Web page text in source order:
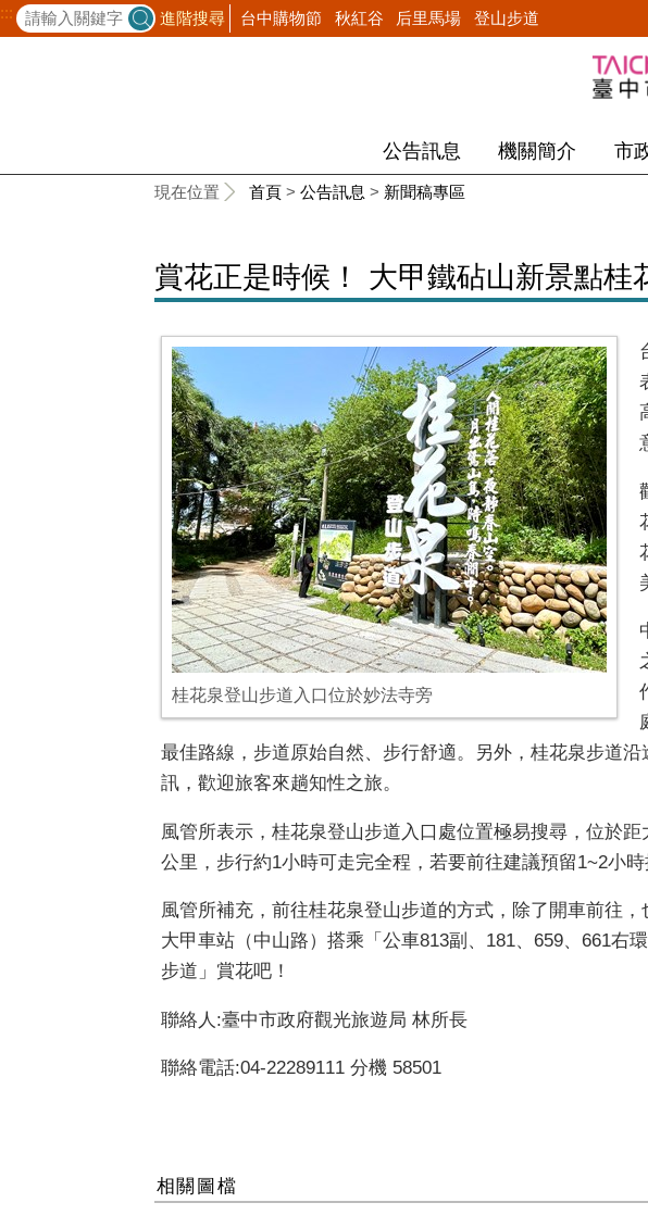
::: 進階搜尋 台中購物節 秋紅谷 后里馬場 登山步道
公告訊息 機關簡介 市
現在位置 首頁 > 公告訊息 > 新聞稿專區
賞花正是時候！ 大甲鐵砧山新景點桂
桂花泉登山步道入口位於妙法寺旁
最佳路線，步道原始自然、步行舒適。另外，桂花泉步道
訊，歡迎旅客來趟知性之旅。
風管所表示，桂花泉登山步道入口處位置極易搜尋，位於
公里，步行約1小時可走完全程，若要前往建議預留1~2小
風管所補充，前往桂花泉登山步道的方式，除了開車前往
大甲車站（中山路）搭乘「公車813副、181、659、661右
步道」賞花吧！
聯絡人:臺中市政府觀光旅遊局 林所長
聯絡電話:04-22289111 分機 58501
相關圖檔